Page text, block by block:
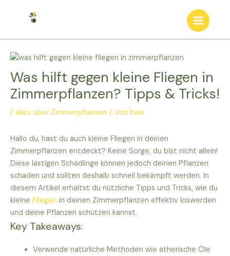
Main
Was hilft gegen kleine Fliegen in
Zimmerpflanzen? Tipps & Tricks!
/ alles über Zimmerpflanzen / Von Ines
Hallo du, hast du auch kleine Fliegen in deinen
Zimmerpflanzen entdeckt? Keine Sorge, du bist nicht allein!
Diese lästigen Schädlinge können jedoch deinen Pflanzen
schaden und sollten deshalb schnell bekämpft werden. In
diesem Artikel erhältst du nützliche Tipps und Tricks, wie du
kleine Fliegen in deinen Zimmerpflanzen effektiv loswerden
und deine Pflanzen schützen kannst.
Key Takeaways:
Verwende natürliche Methoden wie ätherische Öle